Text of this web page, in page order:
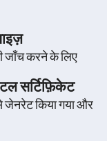
जाँच करने के लिए
सर्टिफ़िकेट
किया गया और